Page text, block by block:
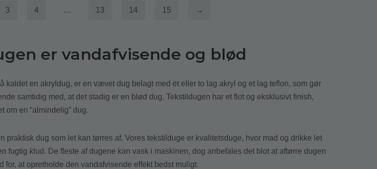
3 4 … 13 14 15 →
er vandafvisende og blød
kaldet en akryldug, er en vævet dug belagt med et eller to lag akryl og et lag teflon, som gør
samtidig med, at det stadig er en blød dug. Tekstildugen har et flot og eksklusivt finish,
om en “almindelig” dug.
praktisk dug som let kan tørres af. Vores tekstilduge er kvalitetsduge, hvor mad og drikke let
fugtig klud. De fleste af dugene kan vask i maskinen, dog anbefales det blot at aftørre dugen
for, at opretholde den vandafvisende effekt bedst muligt.